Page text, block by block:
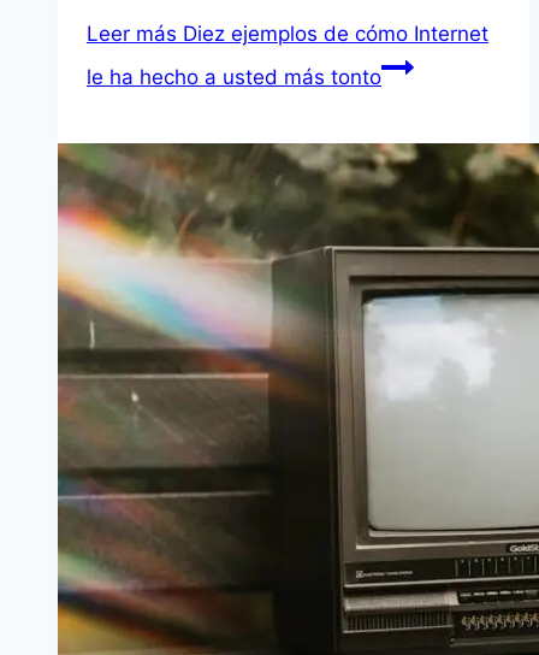
Leer más Diez ejemplos de cómo Internet
le ha hecho a usted más tonto